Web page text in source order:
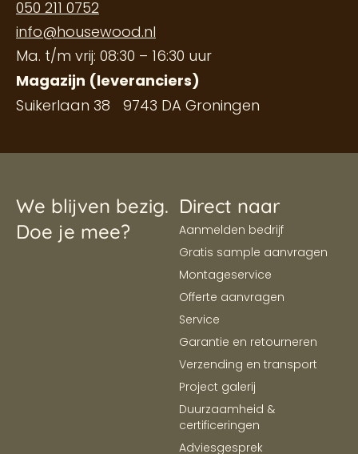
050 211 0752
info@housewood.nl
Ma. t/m vrij: 08:30 – 16:30 uur
Magazijn (leveranciers)
Suikerlaan 38 9743 DA Groningen
We blijven bezig.
Doe je mee?
Direct naar
Aanmelden bedrijf
Gratis sample aanvragen
Montageservice
Offerte aanvragen
Service
Garantie en retourneren
Verzending en transport
Project galerij
Duurzaamheid &
certificeringen
Adviesgesprek